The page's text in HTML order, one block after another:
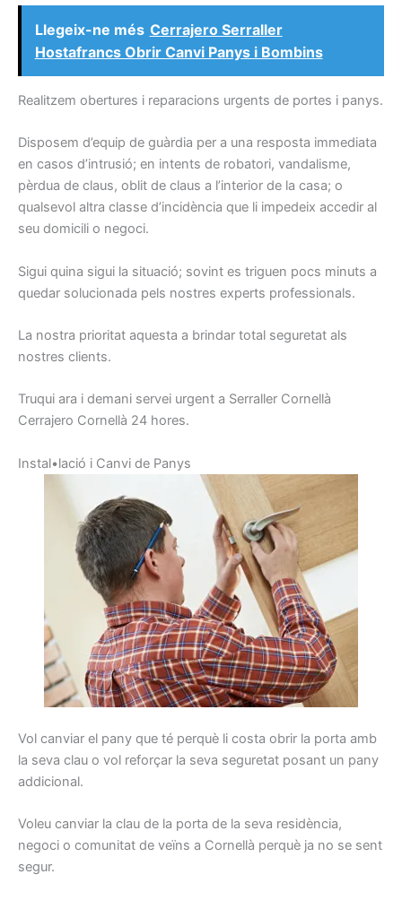
Llegeix-ne més Cerrajero Serraller
Hostafrancs Obrir Canvi Panys i Bombins
Realitzem obertures i reparacions urgents de portes i panys.
Disposem d’equip de guàrdia per a una resposta immediata
en casos d’intrusió; en intents de robatori, vandalisme,
pèrdua de claus, oblit de claus a l’interior de la casa; o
qualsevol altra classe d’incidència que li impedeix accedir al
seu domicili o negoci.
Sigui quina sigui la situació; sovint es triguen pocs minuts a
quedar solucionada pels nostres experts professionals.
La nostra prioritat aquesta a brindar total seguretat als
nostres clients.
Truqui ara i demani servei urgent a Serraller Cornellà
Cerrajero Cornellà 24 hores.
Instal•lació i Canvi de Panys
Vol canviar el pany que té perquè li costa obrir la porta amb
la seva clau o vol reforçar la seva seguretat posant un pany
addicional.
Voleu canviar la clau de la porta de la seva residència,
negoci o comunitat de veïns a Cornellà perquè ja no se sent
segur.